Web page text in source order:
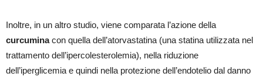
Inoltre, in un altro studio, viene comparata l’azione della
curcuminacon quella dell’atorvastatina (una statina utilizzata nel
trattamento dell’ipercolesterolemia), nella riduzione
dell’iperglicemia e quindi nella protezione dell’endotelio dal danno